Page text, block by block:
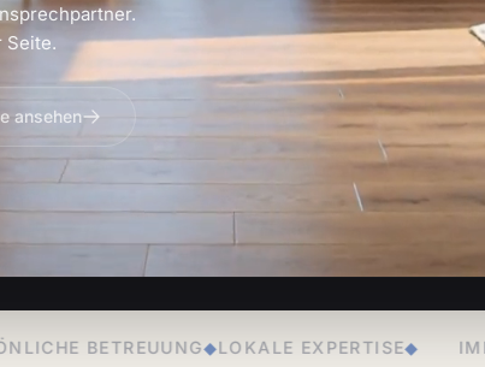
Seite.
ansehen
◆LOKALE EXPERTISE◆ IMMOBILIENVERKAUF◆